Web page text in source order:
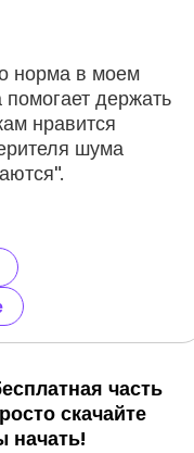
норма в моем
держать
нравится
шума
часть
скачайте
начать!